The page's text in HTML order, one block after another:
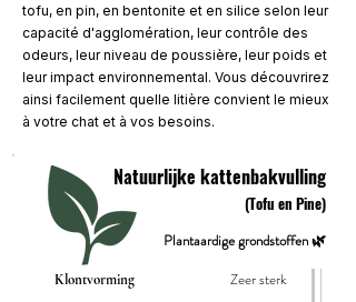
tofu, en pin, en bentonite et en silice selon leur
capacité d'agglomération, leur contrôle des
odeurs, leur niveau de poussière, leur poids et
leur impact environnemental. Vous découvrirez
ainsi facilement quelle litière convient le mieux
à votre chat et à vos besoins.
Plantaardige grondstoffen 🌿
Klontvorming Zeer sterk
Natuurlijke kattenbakvulling
(Tofu en Pine)